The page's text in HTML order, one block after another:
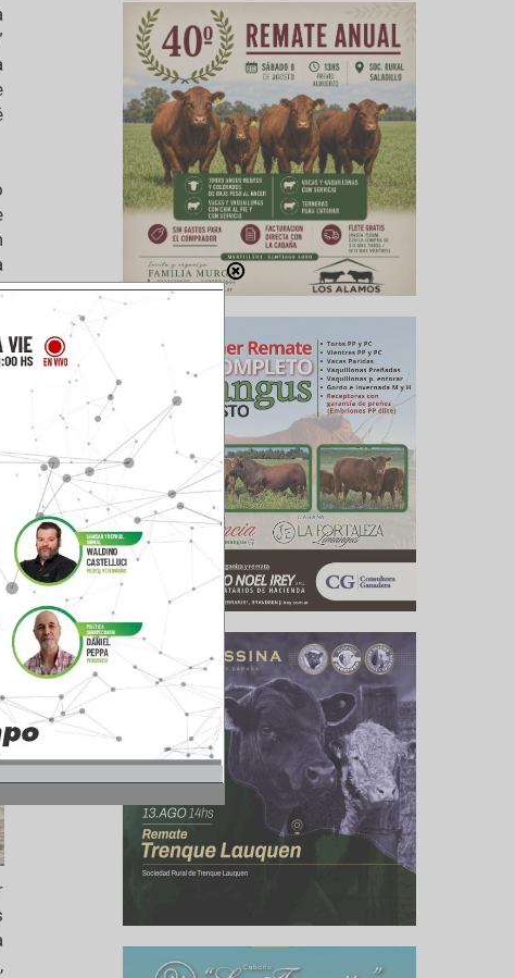
14
Cámara
Los
serán
y por la
mejora
sobre
José
atractivo
de
en
busca
a los
productos
de
oficio
campo”,
los días
horas.
nueva
la madera
para
y
para